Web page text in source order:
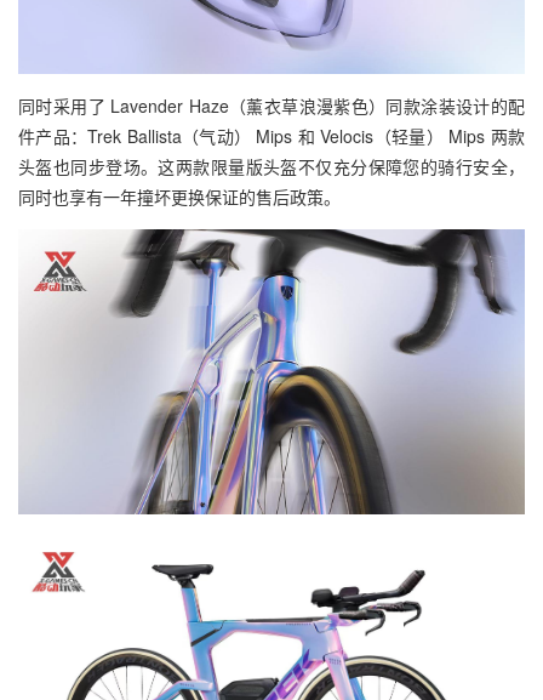
同时采用了 Lavender Haze（薰衣草浪漫紫色）同款涂装设计的配
件产品：Trek Ballista（气动） Mips 和 Velocis（轻量） Mips 两款
头盔也同步登场。这两款限量版头盔不仅充分保障您的骑行安全，
同时也享有一年撞坏更换保证的售后政策。